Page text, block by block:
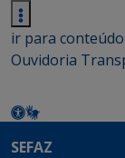
ir para conteúdo
Ouvidoria
SEFAZ